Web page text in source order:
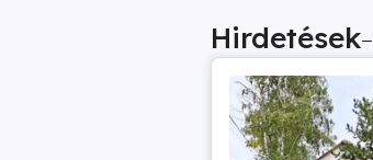
Hirdetések–